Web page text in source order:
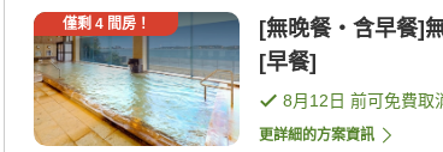
僅剩 4間房！
[無晚餐・含早餐]
[早餐]
8月12日 前可免費取
更詳細的方案資訊